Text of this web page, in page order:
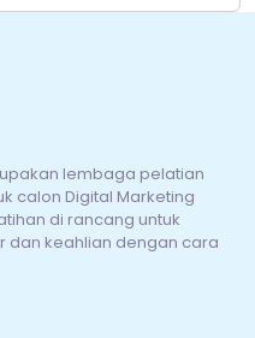
lembaga pelatian
calon Digital Marketing
di rancang untuk
dan keahlian dengan cara